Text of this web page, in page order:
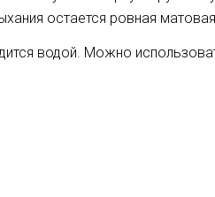
остается ровная
водой. Можно